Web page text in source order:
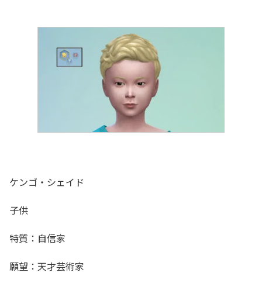
ケンゴ・シェイド
子供
特質：自信家
願望：天才芸術家